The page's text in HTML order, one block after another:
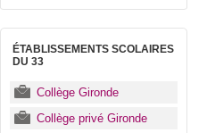
ÉTABLISSEMENTS SCOLAIRES
DU 33
Collège Gironde
Collège privé Gironde